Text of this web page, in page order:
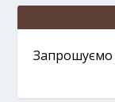
Запрошуємо